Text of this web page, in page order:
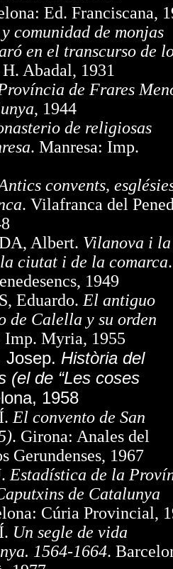
Ed. Franciscana,
comunidad de monjas
en el transcurso de
Abadal, 1931
de Frares
, 1944
de religiosas
. Manresa: Imp.
convents,
. Vilafranca del
Albert. Vilanova i la
ciutat i de la comarca.
1949
Eduardo. El antiguo
de Calella y su orden
Imp. Myria, 1955
Josep. Història del
(el de “Les coses
1958
El convento de San
. Girona: Anales del
Gerundenses, 1967
Estadística de la
de Catalunya
Cúria Provincial,
Un segle de vida
1564-1664.